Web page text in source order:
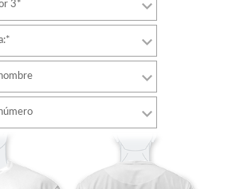
3*
Tipo de letra
estilo